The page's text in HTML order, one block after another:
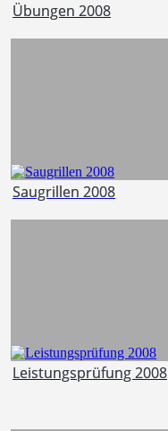
Übungen 2008
Saugrillen 2008
Leistungsprüfung 2008